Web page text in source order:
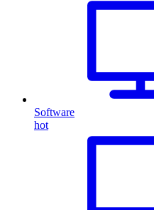
Software
hot